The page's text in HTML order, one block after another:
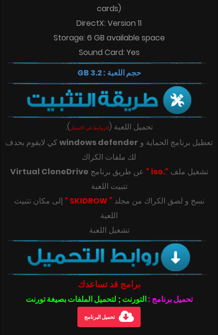
cards)
DirectX: Version 11
Storage: 6 GB available space
Sound Card: Yes
حجم اللعبة : 3.2 GB
تحميل اللعبة (الروابط في الاسفل)
.
تعطيل برنامج الحماية و windows defenderكي لايقوم بحدف
لك ملفات الكراك
تشغيل ملف “.iso “ عن طريق برنامج Virtual CloneDrive
تتبيت اللعبة
‎‫نسخ و لصق الكراك من مجلد ” SKIDROW “
إلى مكان تتبيث
تشغيل اللعبة
برامج قد تساعدك
تحميل برنامج :التورنت ; لتحميل الملفات بصيغة تورنت
تحميل البرنامج